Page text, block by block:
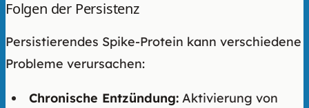
Folgen der Persistenz
Persistierendes Spike-Protein kann verschiedene
Probleme verursachen:
Chronische Entzündung: Aktivierung von